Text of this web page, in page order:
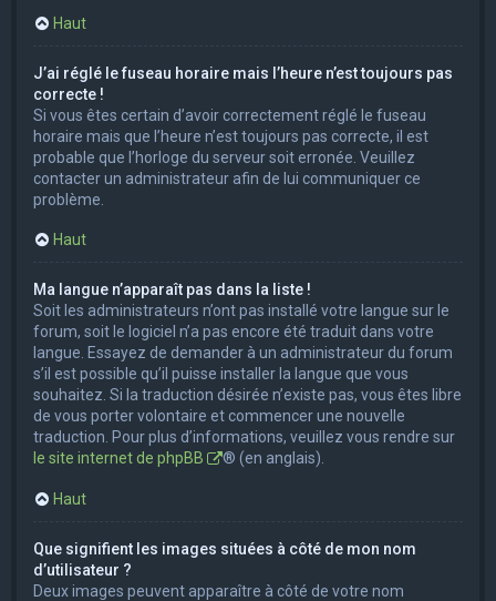
Haut
J’ai réglé le fuseau horaire mais l’heure n’est toujours pas
correcte !
Si vous êtes certain d’avoir correctement réglé le fuseau
horaire mais que l’heure n’est toujours pas correcte, il est
probable que l’horloge du serveur soit erronée. Veuillez
contacter un administrateur afin de lui communiquer ce
problème.
Haut
Ma langue n’apparaît pas dans la liste !
Soit les administrateurs n’ont pas installé votre langue sur le
forum, soit le logiciel n’a pas encore été traduit dans votre
langue. Essayez de demander à un administrateur du forum
s’il est possible qu’il puisse installer la langue que vous
souhaitez. Si la traduction désirée n’existe pas, vous êtes libre
de vous porter volontaire et commencer une nouvelle
traduction. Pour plus d’informations, veuillez vous rendre sur
le site internet de phpBB
® (en anglais).
Haut
Que signifient les images situées à côté de mon nom
d’utilisateur ?
Deux images peuvent apparaître à côté de votre nom